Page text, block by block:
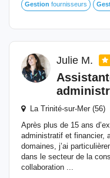
Gestion fournisseurs
Julie M.
La Trinité-sur-Mer
Après plus de 15 ans
administratif et financier,
domaines, j’ai
dans le secteur de la
collaboration ...